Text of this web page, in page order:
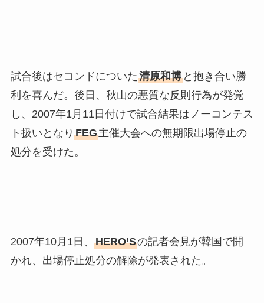
試合後はセコンドについた清原和博と抱き合い勝
利を喜んだ。後日、秋山の悪質な反則行為が発覚
し、2007年1月11日付けで試合結果はノーコンテス
ト扱いとなり FEG主催大会への無期限出場停止の
処分を受けた。
2007年10月1日、 HERO’Sの記者会見が韓国で開
かれ、出場停止処分の解除が発表された。